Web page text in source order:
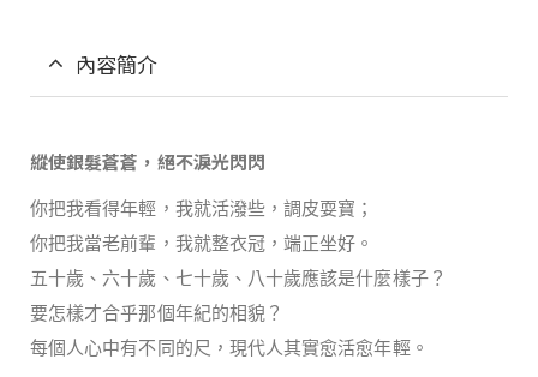
內容簡介
縱使銀髮蒼蒼，絕不淚光閃閃
你把我看得年輕，我就活潑些，調皮耍寶；
你把我當老前輩，我就整衣冠，端正坐好。
五十歲、六十歲、七十歲、八十歲應該是什麼樣子？
要怎樣才合乎那個年紀的相貌？
每個人心中有不同的尺，現代人其實愈活愈年輕。